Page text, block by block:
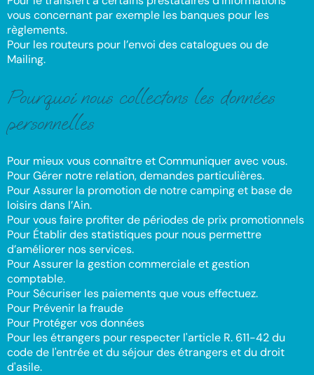
vous concernant par exemple les banques pour les
règlements.
Pour les routeurs pour l’envoi des catalogues ou de
Mailing.
Pourquoi nous collectons les données
personnelles
Pour mieux vous connaître et Communiquer avec vous.
Pour Gérer notre relation, demandes particulières.
Pour Assurer la promotion de notre camping et base de
loisirs dans l’Ain.
Pour vous faire profiter de périodes de prix promotionnels
Pour Établir des statistiques pour nous permettre
d’améliorer nos services.
Pour Assurer la gestion commerciale et gestion
comptable.
Pour Sécuriser les paiements que vous effectuez.
Pour Prévenir la fraude
Pour Protéger vos données
Pour les étrangers pour respecter l'article R. 611-42 du
code de l'entrée et du séjour des étrangers et du droit
d'asile.